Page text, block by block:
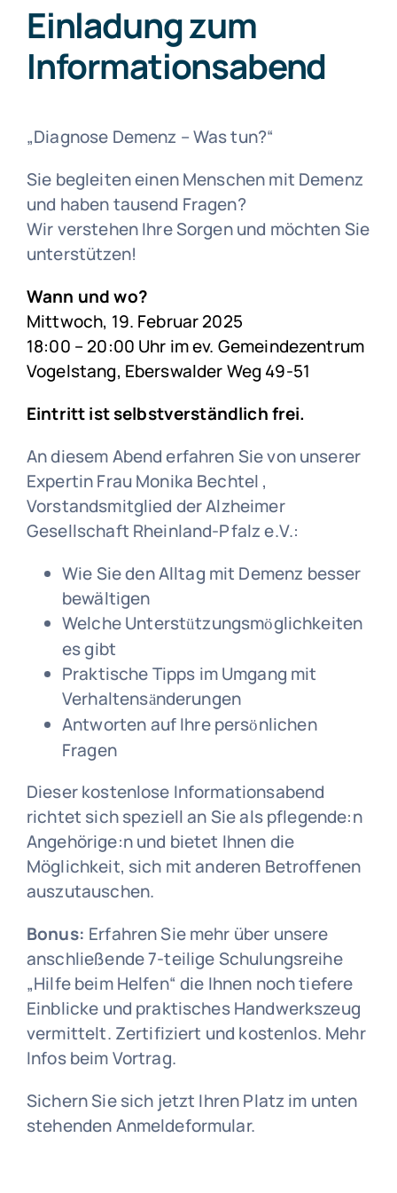
Einladung zum
Informationsabend
„Diagnose Demenz – Was tun?“
Sie begleiten einen Menschen mit Demenz
und haben tausend Fragen?
Wir verstehen Ihre Sorgen und möchten Sie
unterstützen!
Wann und wo?
Mittwoch, 19. Februar 2025
18:00 – 20:00 Uhr im ev. Gemeindezentrum
Vogelstang, Eberswalder Weg 49-51
Eintritt ist selbstverständlich frei.
An diesem Abend erfahren Sie von unserer
Expertin Frau Monika Bechtel ,
Vorstandsmitglied der Alzheimer
Gesellschaft Rheinland-Pfalz e.V.:
Wie Sie den Alltag mit Demenz besser
bewältigen
Welche Unterstützungsmöglichkeiten
es gibt
Praktische Tipps im Umgang mit
Verhaltensänderungen
Antworten auf Ihre persönlichen
Fragen
Dieser kostenlose Informationsabend
richtet sich speziell an Sie als pflegende:n
Angehörige:n und bietet Ihnen die
Möglichkeit, sich mit anderen Betroffenen
auszutauschen.
Bonus: Erfahren Sie mehr über unsere
anschließende 7-teilige Schulungsreihe
„Hilfe beim Helfen“ die Ihnen noch tiefere
Einblicke und praktisches Handwerkszeug
vermittelt. Zertifiziert und kostenlos. Mehr
Infos beim Vortrag.
Sichern Sie sich jetzt Ihren Platz im unten
stehenden Anmeldeformular.